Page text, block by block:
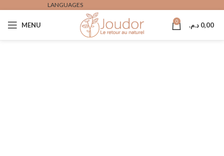
LANGUAGES
MENU 0 0,00 د.م.